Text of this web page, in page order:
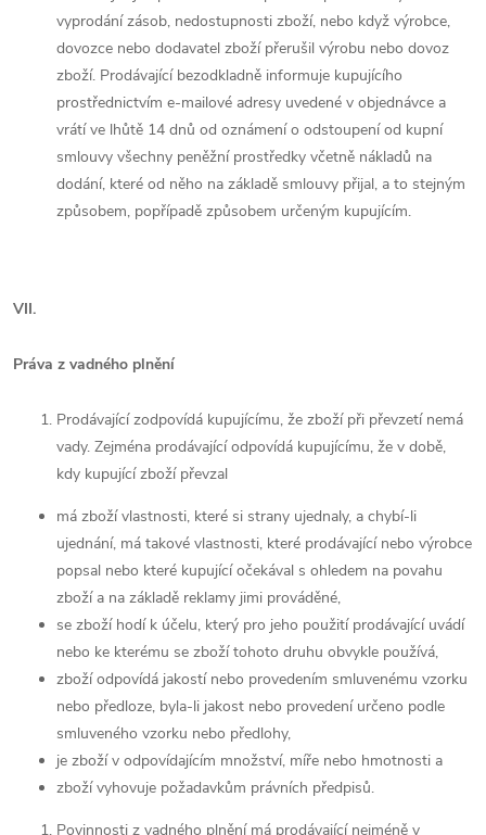
vyprodání zásob, nedostupnosti zboží, nebo když výrobce,
dovozce nebo dodavatel zboží přerušil výrobu nebo dovoz
zboží. Prodávající bezodkladně informuje kupujícího
prostřednictvím e-mailové adresy uvedené v objednávce a
vrátí ve lhůtě 14 dnů od oznámení o odstoupení od kupní
smlouvy všechny peněžní prostředky včetně nákladů na
dodání, které od něho na základě smlouvy přijal, a to stejným
způsobem, popřípadě způsobem určeným kupujícím.
VII.
Práva z vadného plnění
Prodávající zodpovídá kupujícímu, že zboží při převzetí nemá
vady. Zejména prodávající odpovídá kupujícímu, že v době,
kdy kupující zboží převzal
má zboží vlastnosti, které si strany ujednaly, a chybí-li
ujednání, má takové vlastnosti, které prodávající nebo výrobce
popsal nebo které kupující očekával s ohledem na povahu
zboží a na základě reklamy jimi prováděné,
se zboží hodí k účelu, který pro jeho použití prodávající uvádí
nebo ke kterému se zboží tohoto druhu obvykle používá,
zboží odpovídá jakostí nebo provedením smluvenému vzorku
nebo předloze, byla-li jakost nebo provedení určeno podle
smluveného vzorku nebo předlohy,
je zboží v odpovídajícím množství, míře nebo hmotnosti a
zboží vyhovuje požadavkům právních předpisů.
Povinnosti z vadného plnění má prodávající nejméně v